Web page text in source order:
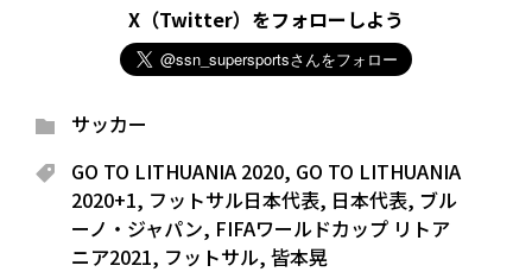
X（Twitter）をフォローしよう
サッカー
GO TO LITHUANIA 2020, GO TO LITHUANIA
2020+1, フットサル日本代表, 日本代表, ブル
ーノ・ジャパン, FIFAワールドカップ リトア
ニア2021, フットサル, 皆本晃